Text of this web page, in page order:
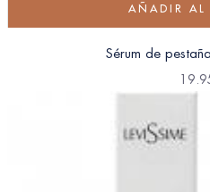
AÑADIR AL
Sérum de